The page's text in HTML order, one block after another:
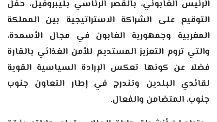
الرئيس الغابوني، بالقصر الرئاسي بليبروفيل، حفل
التوقيع على الشراكة الاستراتيجية بين المملكة
المغربية وجمهورية الغابون في مجال الأسمدة،
والتي تروم التعزيز المستديم للأمن الغذائي بالقارة
فضلا عن كونها تعكس الإرادة السياسية القوية
لقائدي البلدين وتندرج في إطار التعاون جنوب
جنوب، المتضامن والفعال.